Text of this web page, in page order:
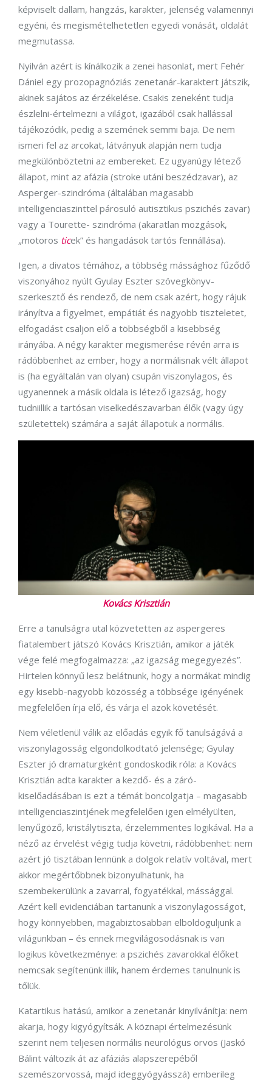
képviselt dallam, hangzás, karakter, jelenség valamennyi
egyéni, és megismételhetetlen egyedi vonását, oldalát
megmutassa.
Nyilván azért is kínálkozik a zenei hasonlat, mert Fehér
Dániel egy prozopagnóziás zenetanár-karaktert játszik,
akinek sajátos az érzékelése. Csakis zeneként tudja
észlelni-értelmezni a világot, igazából csak hallással
tájékozódik, pedig a szemének semmi baja. De nem
ismeri fel az arcokat, látványuk alapján nem tudja
megkülönböztetni az embereket. Ez ugyanúgy létező
állapot, mint az afázia (stroke utáni beszédzavar), az
Asperger-szindróma (általában magasabb
intelligenciaszinttel párosuló autisztikus pszichés zavar)
vagy a Tourette- szindróma (akaratlan mozgások,
„motoros ticek” és hangadások tartós fennállása).
Igen, a divatos témához, a többség mássághoz fűződő
viszonyához nyúlt Gyulay Eszter szövegkönyv-
szerkesztő és rendező, de nem csak azért, hogy rájuk
irányítva a figyelmet, empátiát és nagyobb tiszteletet,
elfogadást csaljon elő a többségből a kisebbség
irányába. A négy karakter megismerése révén arra is
rádöbbenhet az ember, hogy a normálisnak vélt állapot
is (ha egyáltalán van olyan) csupán viszonylagos, és
ugyanennek a másik oldala is létező igazság, hogy
tudniillik a tartósan viselkedészavarban élők (vagy úgy
születettek) számára a saját állapotuk a normális.
Kovács Krisztián
Erre a tanulságra utal közvetetten az aspergeres
fiatalembert játszó Kovács Krisztián, amikor a játék
vége felé megfogalmazza: „az igazság megegyezés”.
Hirtelen könnyű lesz belátnunk, hogy a normákat mindig
egy kisebb-nagyobb közösség a többsége igényének
megfelelően írja elő, és várja el azok követését.
Nem véletlenül válik az előadás egyik fő tanulságává a
viszonylagosság elgondolkodtató jelensége; Gyulay
Eszter jó dramaturgként gondoskodik róla: a Kovács
Krisztián adta karakter a kezdő- és a záró-
kiselőadásában is ezt a témát boncolgatja – magasabb
intelligenciaszintjének megfelelően igen elmélyülten,
lenyűgöző, kristálytiszta, érzelemmentes logikával. Ha a
néző az érvelést végig tudja követni, rádöbbenhet: nem
azért jó tisztában lennünk a dolgok relatív voltával, mert
akkor megértőbbnek bizonyulhatunk, ha
szembekerülünk a zavarral, fogyatékkal, mássággal.
Azért kell evidenciában tartanunk a viszonylagosságot,
hogy könnyebben, magabiztosabban elboldoguljunk a
világunkban – és ennek megvilágosodásnak is van
logikus következménye: a pszichés zavarokkal élőket
nemcsak segítenünk illik, hanem érdemes tanulnunk is
tőlük.
Katartikus hatású, amikor a zenetanár kinyilvánítja: nem
akarja, hogy kigyógyítsák. A köznapi értelmezésünk
szerint nem teljesen normális neurológus orvos (Jaskó
Bálint változik át az afáziás alapszerepéből
szemészorvossá, majd ideggyógyásszá) emberileg